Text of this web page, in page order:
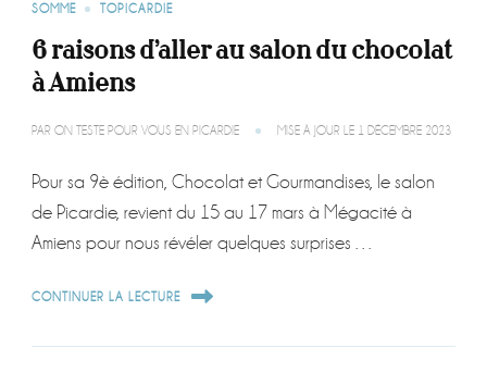
SOMME TOPICARDIE
6 raisons d’aller au salon du chocolat
à Amiens
PAR ON TESTE POUR VOUS EN PICARDIE MISE À JOUR LE 1 DÉCEMBRE 2023
Pour sa 9è édition, Chocolat et Gourmandises, le salon
de Picardie, revient du 15 au 17 mars à Mégacité à
Amiens pour nous révéler quelques surprises …
CONTINUER LA LECTURE